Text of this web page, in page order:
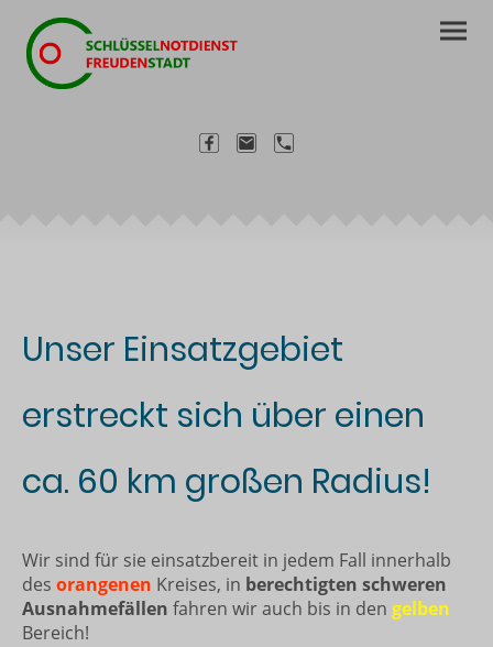
Unser Einsatzgebiet
erstreckt sich über einen
ca. 60 km großen Radius!
Wir sind für sie einsatzbereit in jedem Fall innerhalb
des orangenen Kreises, in berechtigten schweren
Ausnahmefällen fahren wir auch bis in den gelben
Bereich!